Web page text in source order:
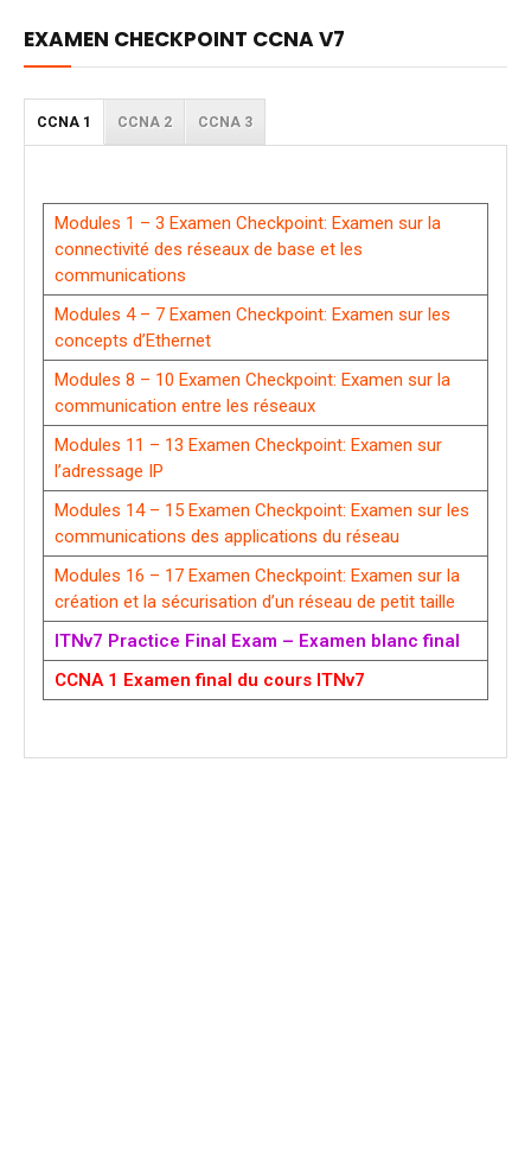
EXAMEN CHECKPOINT CCNA V7
CCNA 1 CCNA 2 CCNA 3
Modules 1 – 3 Examen Checkpoint: Examen sur la
connectivité des réseaux de base et les
communications
Modules 4 – 7 Examen Checkpoint: Examen sur les
concepts d’Ethernet
Modules 8 – 10 Examen Checkpoint: Examen sur la
communication entre les réseaux
Modules 11 – 13 Examen Checkpoint: Examen sur
l’adressage IP
Modules 14 – 15 Examen Checkpoint: Examen sur les
communications des applications du réseau
Modules 16 – 17 Examen Checkpoint: Examen sur la
création et la sécurisation d’un réseau de petit taille
ITNv7 Practice Final Exam – Examen blanc final
CCNA 1 Examen final du cours ITNv7